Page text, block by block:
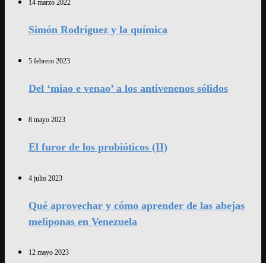
14 marzo 2022
Simón Rodríguez y la química
5 febrero 2023
Del ‘miao e venao’ a los antivenenos sólidos
8 mayo 2023
El furor de los probióticos (II)
4 julio 2023
Qué aprovechar y cómo aprender de las abejas
meliponas en Venezuela
12 mayo 2023